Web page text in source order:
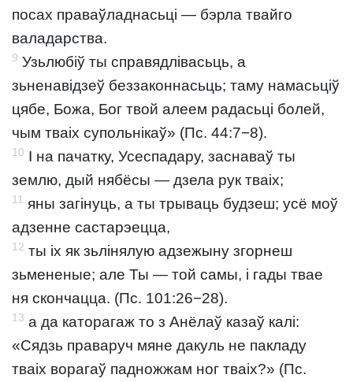
посах праваўладнасьці — бэрла твайго
валадарства.
9 Узьлюбіў ты справядлівасьць, а
зьненавідзеў беззаконнасьць; таму намасьціў
цябе, Божа, Бог твой алеем радасьці болей,
чым тваіх супольнікаў» (Пс. 44:7−8).
10 І на пачатку, Усеспадару, заснаваў ты
землю, дый нябёсы — дзела рук тваіх;
11 яны загінуць, а ты трываць будзеш; усё моў
адзенне састарэецца,
12 ты іх як зьлінялую адзежыну згорнеш
зьмененые; але Ты — той самы, і гады твае
ня скончацца. (Пс. 101:26−28).
13 а да каторагаж то з Анёлаў казаў калі:
«Сядзь праваруч мяне дакуль не пакладу
тваіх ворагаў падножжам ног тваіх?» (Пс.